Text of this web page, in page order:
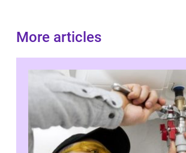
More articles